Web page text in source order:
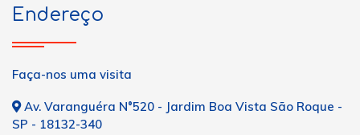
Endereço
Faça-nos uma visita
Av. Varanguéra N°520 - Jardim Boa Vista São Roque -
SP - 18132-340